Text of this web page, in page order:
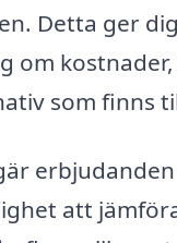
Detta ger
om
som finns
att